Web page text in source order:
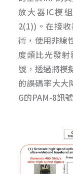
放大器IC模
2(1))。在接
術，使用非線
度類比光發
號，透過將模
的誤碼率大大
G的PAM-8訊